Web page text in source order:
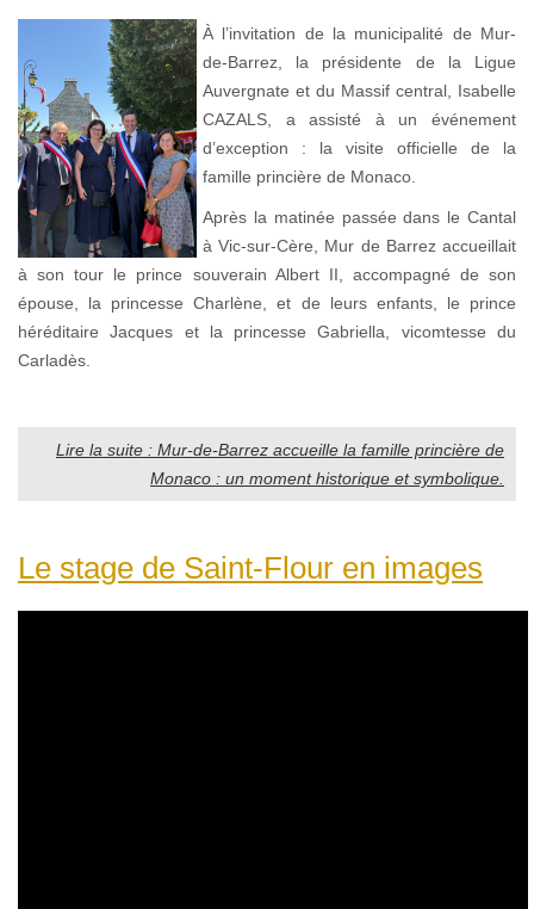
À l’invitation de la municipalité de Mur-
de-Barrez, la présidente de la Ligue
Auvergnate et du Massif central, Isabelle
CAZALS, a assisté à un événement
d’exception : la visite officielle de la
famille princière de Monaco.
Après la matinée passée dans le Cantal
à Vic-sur-Cère, Mur de Barrez accueillait
à son tour le prince souverain Albert II, accompagné de son
épouse, la princesse Charlène, et de leurs enfants, le prince
héréditaire Jacques et la princesse Gabriella, vicomtesse du
Carladès.
Lire la suite : Mur-de-Barrez accueille la famille princière de
Monaco : un moment historique et symbolique.
Le stage de Saint-Flour en images